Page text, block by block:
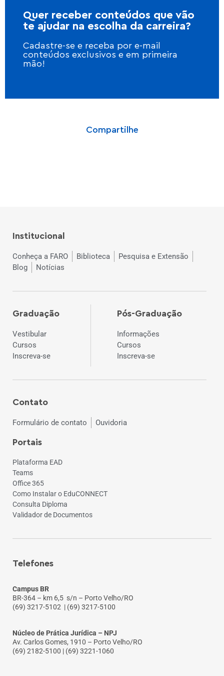
Quer receber conteúdos que vão
te ajudar na escolha da carreira?
Cadastre-se e receba por e-mail
conteúdos exclusivos e em primeira
mão!
Compartilhe
Institucional
Conheça a FARO Biblioteca
Pesquisa e Extensão
Blog
Notícias
Graduação
Vestibular
Cursos
Inscreva-se
Pós-Graduação
Informações
Cursos
Inscreva-se
Contato
Formulário de contato Ouvidoria
Portais
Plataforma EAD
Teams
Office 365
Como Instalar o EduCONNECT
Consulta Diploma
Validador de Documentos
Telefones
Campus BR
BR-364 – km 6,5 s/n – Porto Velho/RO
(69) 3217-5102 | (69) 3217-5100
Núcleo de Prática Jurídica – NPJ
Av. Carlos Gomes, 1910 – Porto Velho/RO
(69) 2182-5100 | (69) 3221-1060